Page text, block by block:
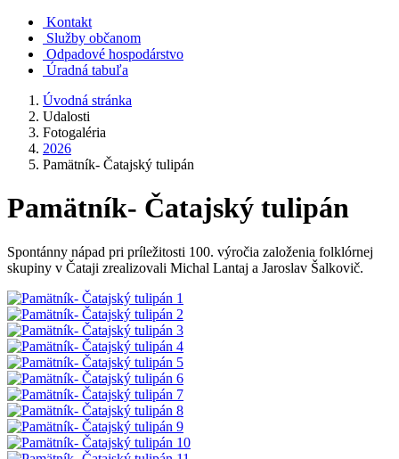
Kontakt
Služby občanom
Odpadové hospodárstvo
Úradná tabuľa
Úvodná stránka
Udalosti
Fotogaléria
2026
Pamätník- Čatajský tulipán
Pamätník- Čatajský tulipán
Spontánny nápad pri príležitosti 100. výročia založenia folklórnej
skupiny v Čataji zrealizovali Michal Lantaj a Jaroslav Šalkovič.